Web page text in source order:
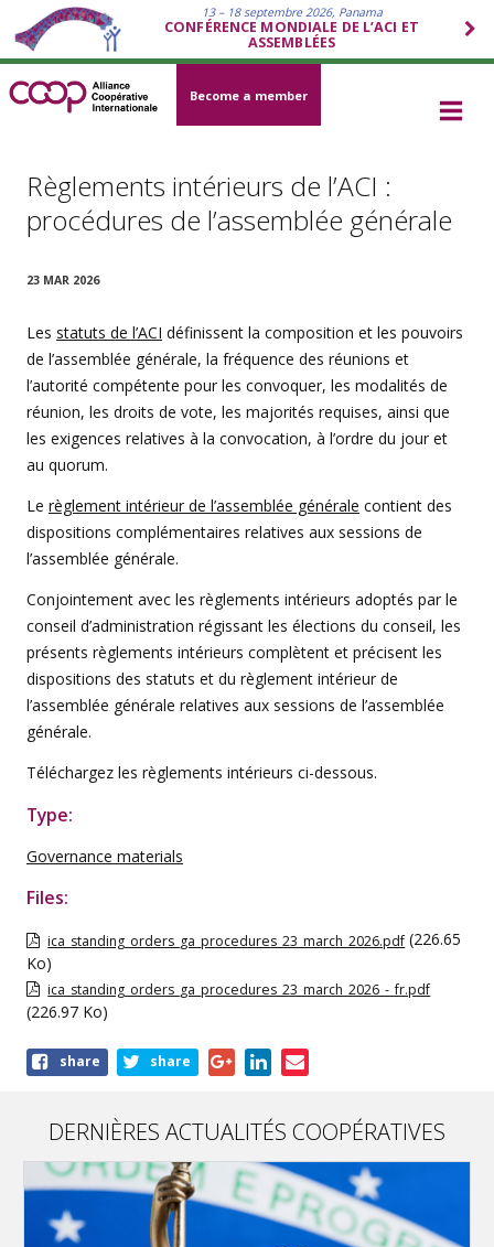
13 – 18 septembre 2026, Panama
CONFÉRENCE MONDIALE DE L’ACI ET
ASSEMBLÉES
Become a member
Règlements intérieurs de l’ACI :
procédures de l’assemblée générale
23 MAR 2026
Les statuts de l’ACI définissent la composition et les pouvoirs
de l’assemblée générale, la fréquence des réunions et
l’autorité compétente pour les convoquer, les modalités de
réunion, les droits de vote, les majorités requises, ainsi que
les exigences relatives à la convocation, à l’ordre du jour et
au quorum.
Le règlement intérieur de l’assemblée générale contient des
dispositions complémentaires relatives aux sessions de
l’assemblée générale.
Conjointement avec les règlements intérieurs adoptés par le
conseil d’administration régissant les élections du conseil, les
présents règlements intérieurs complètent et précisent les
dispositions des statuts et du règlement intérieur de
l’assemblée générale relatives aux sessions de l’assemblée
générale.
Téléchargez les règlements intérieurs ci-dessous.
Type:
Governance materials
Files:
ica_standing_orders_ga_procedures_23_march_2026.pdf (226.65
Ko)
ica_standing_orders_ga_procedures_23_march_2026_-_fr.pdf
(226.97 Ko)
Shareshare share
DERNIÈRES ACTUALITÉS COOPÉRATIVES